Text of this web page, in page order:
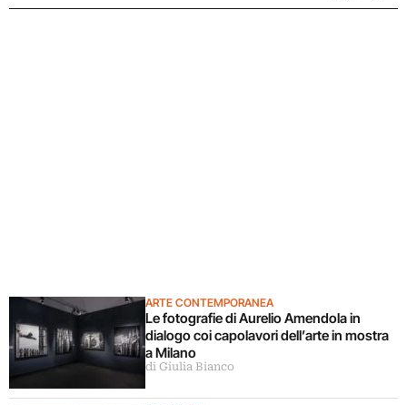
ARTE CONTEMPORANEA
Le fotografie di Aurelio Amendola in
dialogo coi capolavori dell’arte in mostra
a Milano
di Giulia Bianco